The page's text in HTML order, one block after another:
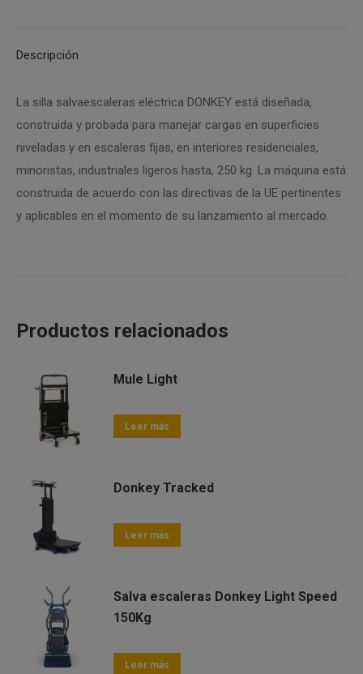
Descripción
La silla salvaescaleras eléctrica DONKEY está diseñada,
construida y probada para manejar cargas en superficies
niveladas y en escaleras fijas, en interiores residenciales,
minoristas, industriales ligeros hasta, 250 kg. La máquina está
construida de acuerdo con las directivas de la UE pertinentes
y aplicables en el momento de su lanzamiento al mercado.
Productos relacionados
Mule Light
Leer más
Donkey Tracked
Leer más
Salva escaleras Donkey Light Speed
150Kg
Leer más